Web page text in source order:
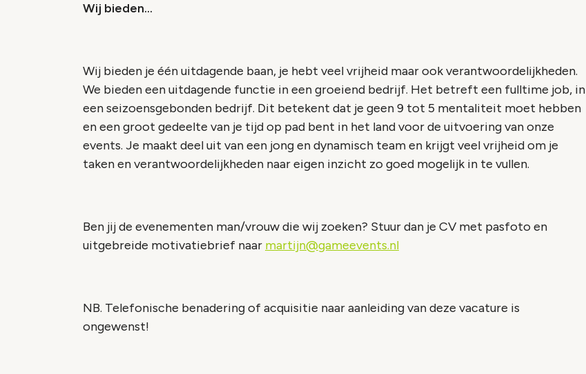
Wij bieden...
Wij bieden je één uitdagende baan, je hebt veel vrijheid maar ook verantwoordelijkheden.
We bieden een uitdagende functie in een groeiend bedrijf. Het betreft een fulltime job, in
een seizoensgebonden bedrijf. Dit betekent dat je geen 9 tot 5 mentaliteit moet hebben
en een groot gedeelte van je tijd op pad bent in het land voor de uitvoering van onze
events. Je maakt deel uit van een jong en dynamisch team en krijgt veel vrijheid om je
taken en verantwoordelijkheden naar eigen inzicht zo goed mogelijk in te vullen.
Ben jij de evenementen man/vrouw die wij zoeken? Stuur dan je CV met pasfoto en
uitgebreide motivatiebrief naar martijn@gameevents.nl
NB. Telefonische benadering of acquisitie naar aanleiding van deze vacature is
ongewenst!